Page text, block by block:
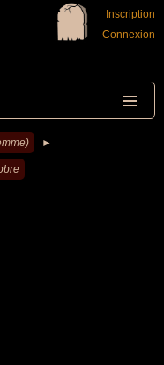
Inscription
Connexion
►